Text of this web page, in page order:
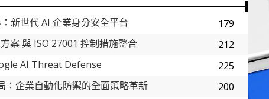
新世代 AI 企業身分安全平台
179
案 與 ISO 27001 控制措施整合
212
AI Threat Defense
225
：企業自動化防禦的全面策略革新
200